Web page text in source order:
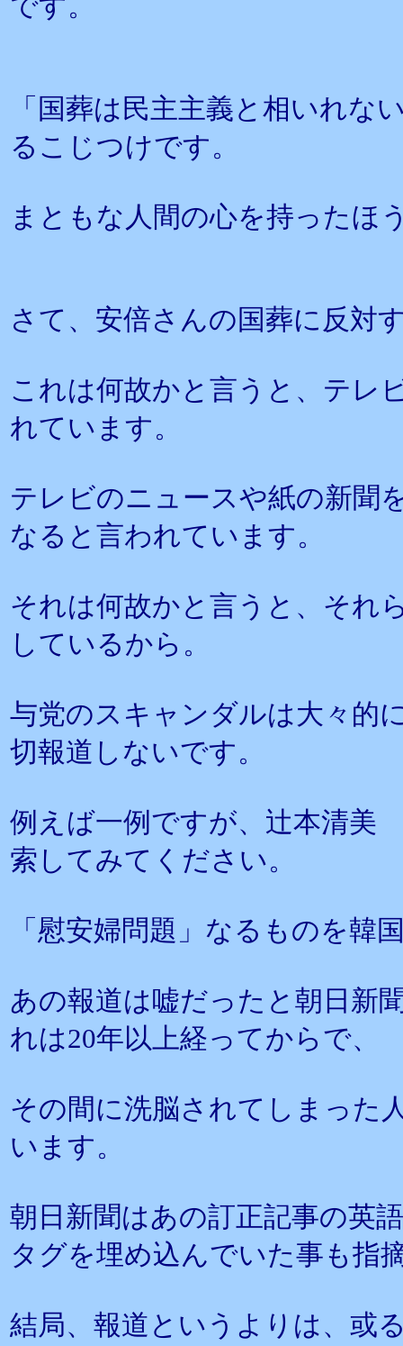
「国葬は民主主義と相いれな
るこじつけです。
まともな人間の心を持ったほ
さて、安倍さんの国葬に反対
これは何故かと言うと、テレ
れています。
テレビのニュースや紙の新聞
なると言われています。
それは何故かと言うと、それ
しているから。
与党のスキャンダルは大々的
切報道しないです。
例えば一例ですが、辻本清
索してみてください。
「慰安婦問題」なるものを韓
あの報道は嘘だったと朝日新
れは20年以上経ってからで、
その間に洗脳されてしまった
います。
朝日新聞はあの訂正記事の英
タグを埋め込んでいた事も指
結局、報道というよりは、或